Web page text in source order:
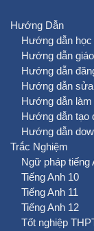
Hướng Dẫn
Hướng dẫn học
Hướng dẫn
Hướng dẫn
Hướng dẫn
Hướng dẫn làm
Hướng dẫn tạo
Hướng dẫn
Trắc Nghiệm
Ngữ pháp tiếng
Tiếng Anh 10
Tiếng Anh 11
Tiếng Anh 12
Tốt nghiệp